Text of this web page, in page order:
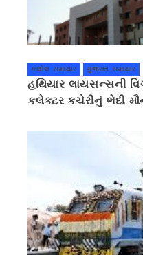
કલોલ સમાચાર ગુજરાત સમાચાર
હથિયાર લાયસન્સની
કલેક્ટર કચેરીનું ભેદી